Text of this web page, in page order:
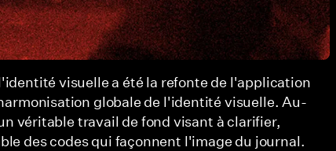
visuelle a été la refonte de l'application
globale de l'identité visuelle. Au-
véritable travail de fond visant à clarifier,
des codes qui façonnent l'image du journal.